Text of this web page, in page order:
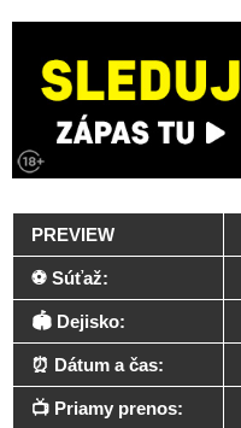
PREVIEW
⚽ Súťaž:
🏟️ Dejisko:
⏰ Dátum a čas:
📺 Priamy prenos: